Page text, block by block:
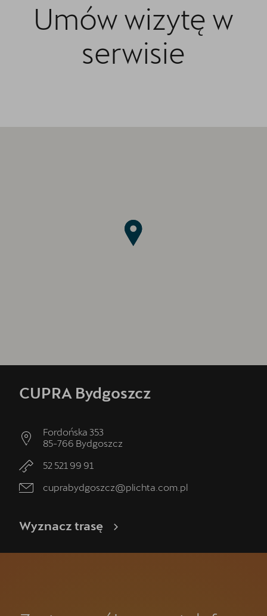
Umów wizytę w
serwisie
CUPRA Bydgoszcz
Fordońska 353
85-766 Bydgoszcz
52 521 99 91
cuprabydgoszcz@plichta.com.pl
Wyznacz trasę